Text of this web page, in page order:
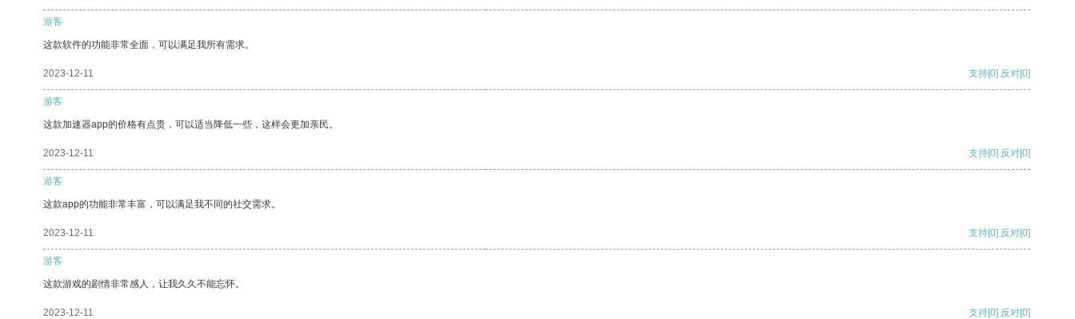
游客
这款软件的功能非常全面，可以满足我所有需求。
2023-12-11 支持[0] 反对[0]
游客
这款加速器app的价格有点贵，可以适当降低一些，这样会更加亲民。
2023-12-11 支持[0] 反对[0]
游客
这款app的功能非常丰富，可以满足我不同的社交需求。
2023-12-11 支持[0] 反对[0]
游客
这款游戏的剧情非常感人，让我久久不能忘怀。
2023-12-11 支持[0] 反对[0]